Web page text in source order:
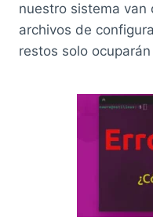
nuestro sistema van
archivos de
restos solo